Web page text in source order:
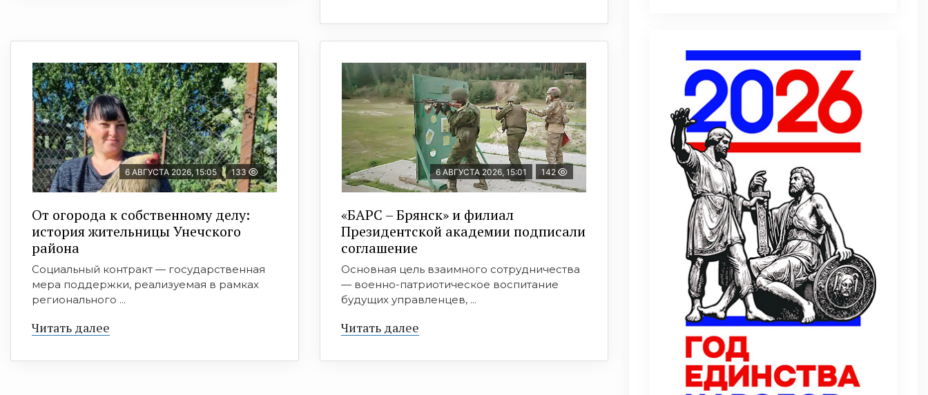
6 АВГУСТА 2026, 15:05 133
От огорода к собственному делу:
история жительницы Унечского
района
Социальный контракт — государственная
мера поддержки, реализуемая в рамках
регионального ...
Читать далее
6 АВГУСТА 2026, 15:01 142
«БАРС – Брянск» и филиал
Президентской академии подписали
соглашение
Основная цель взаимного сотрудничества
— военно-патриотическое воспитание
будущих управленцев, ...
Читать далее